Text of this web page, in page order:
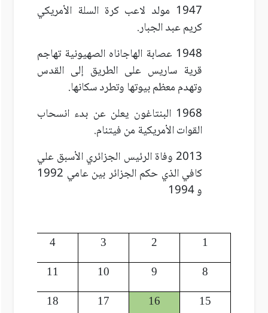
1947 مولد لاعب كرة السلة الأمريكي
كريم عبد الجبار.
1948 عصابة الهاجاناه الصهيونية تهاجم
قرية ساريس على الطريق إلى القدس
وتهدم معظم بيوتها وتطرد سكانها.
1968 البنتاغون يعلن عن بدء انسحاب
القوات الأمريكية من فيتنام.
2013 وفاة الرئيس الجزائري الأسبق علي
كافي الذي حكم الجزائر بين عامي 1992
و 1994
1
2
3
4
8
9
10
11
15
16
17
18